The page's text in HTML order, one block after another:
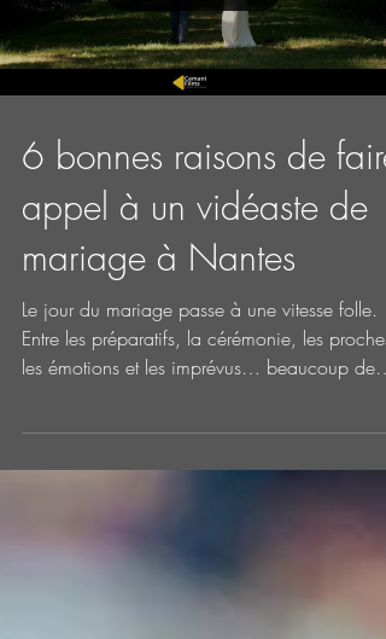
6 bonnes raisons de faire
appel à un vidéaste de
mariage à Nantes
Le jour du mariage passe à une vitesse folle.
Entre les préparatifs, la cérémonie, les proches,
les émotions et les imprévus… beaucoup de
de nombreux couples expliquent après coup
que leur film de mariage est devenu leur
souvenir préféré. Voici 6 bonnes raisons de
faire appel à un vidéaste de mariage à Nantes